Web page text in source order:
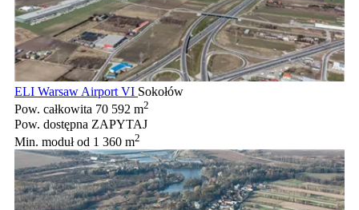
ELI Warsaw Airport VI Sokołów
Pow. całkowita 70 592 m2
Pow. dostępna ZAPYTAJ
Min. modułod 1 360 m2